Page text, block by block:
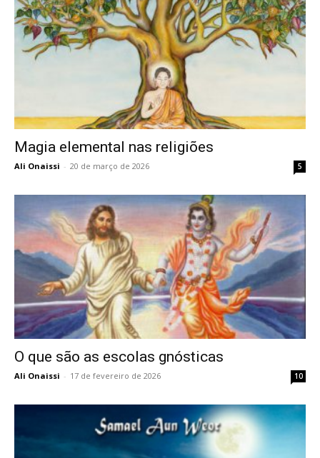
Magia elemental nas religiões
Ali Onaissi - 20 de março de 2026 5
O que são as escolas gnósticas
Ali Onaissi - 17 de fevereiro de 2026 10